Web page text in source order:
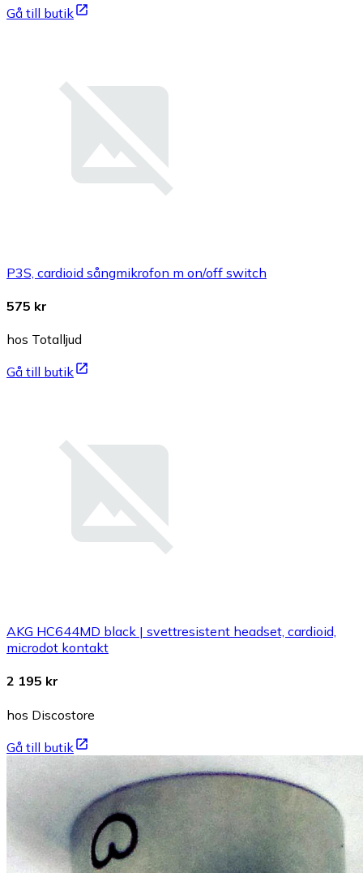
Gå till butik
P3S, cardioid sångmikrofon m on/off switch
575 kr
hos Totalljud
Gå till butik
AKG HC644MD black | svettresistent headset, cardioid,
microdot kontakt
2 195 kr
hos Discostore
Gå till butik